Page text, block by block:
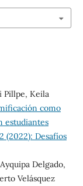
Pillpe, Keila
como
estudiantes
(2022): Desafíos
Delgado,
Velásquez